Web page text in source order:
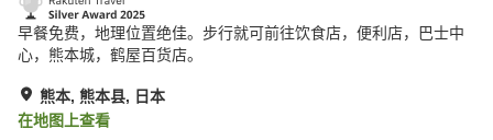
早餐免费，地理位置绝佳。步行就可前往饮食店，便利店，巴士中
心，熊本城，鹤屋百货店。
熊本, 熊本县, 日本
在地图上查看